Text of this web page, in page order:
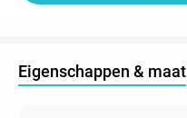
Eigenschappen & maat